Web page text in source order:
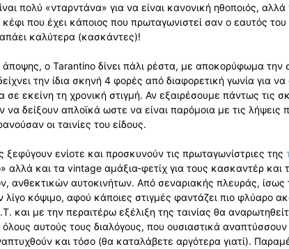
πολύ «νταρντάνα» για να είναι κανονική ηθοποιός, αλλά
που έχει κάποιος που πρωταγωνιστεί σαν ο εαυτός του
καλύτερα (κασκάντες)!
ο Tarantino δίνει πάλι ρέστα, με αποκορύφωμα την
την ίδια σκηνή 4 φορές από διαφορετική γωνία για
σε εκείνη τη χρονική στιγμή. Αν εξαιρέσουμε πάντως τις
δείξουν απλοϊκά ωστε να είναι παρόμοια με τις λήψεις
οι ταινίες του είδους.
ενίοτε και προσκυνούν τις πρωταγωνίστριες της
και τα vintage αμάξια-φετίχ για τους κασκαντέρ και
ανθεκτικών αυτοκινήτων. Από σεναριακής πλευράς, ίσως
λίγο κόψιμο, αφού κάποιες στιγμές φαντάζει πιο φλύαρο
και με την περαιτέρω εξέλιξη της ταινίας θα
αυτούς τους διαλόγους, που ουσιαστικά
και τόσο (θα καταλάβετε αργότερα γιατί).